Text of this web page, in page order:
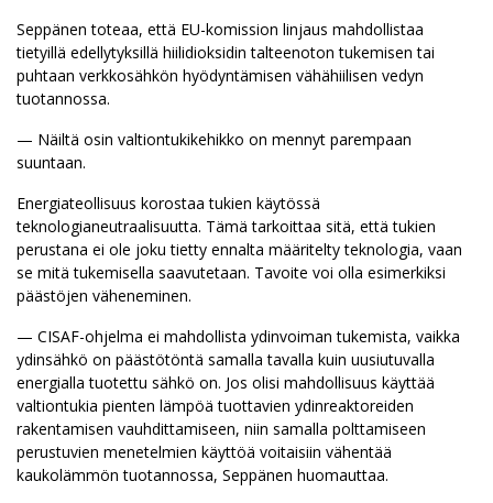
Seppänen toteaa, että EU-komission linjaus mahdollistaa
tietyillä edellytyksillä hiilidioksidin talteenoton tukemisen tai
puhtaan verkkosähkön hyödyntämisen vähähiilisen vedyn
tuotannossa.
— Näiltä osin valtiontukikehikko on mennyt parempaan
suuntaan.
Energiateollisuus korostaa tukien käytössä
teknologianeutraalisuutta. Tämä tarkoittaa sitä, että tukien
perustana ei ole joku tietty ennalta määritelty teknologia, vaan
se mitä tukemisella saavutetaan. Tavoite voi olla esimerkiksi
päästöjen väheneminen.
— CISAF-ohjelma ei mahdollista ydinvoiman tukemista, vaikka
ydinsähkö on päästötöntä samalla tavalla kuin uusiutuvalla
energialla tuotettu sähkö on. Jos olisi mahdollisuus käyttää
valtiontukia pienten lämpöä tuottavien ydinreaktoreiden
rakentamisen vauhdittamiseen, niin samalla polttamiseen
perustuvien menetelmien käyttöä voitaisiin vähentää
kaukolämmön tuotannossa, Seppänen huomauttaa.